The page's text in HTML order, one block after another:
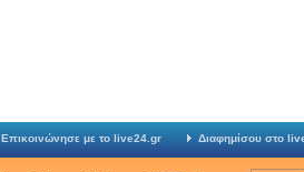
Επικοινώνησε με το live24.gr Διαφημίσου στο